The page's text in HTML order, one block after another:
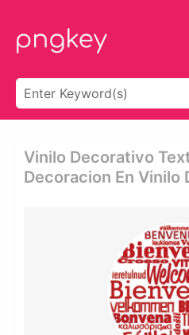
Vinilo Decorativo
Decoracion En Vinilo